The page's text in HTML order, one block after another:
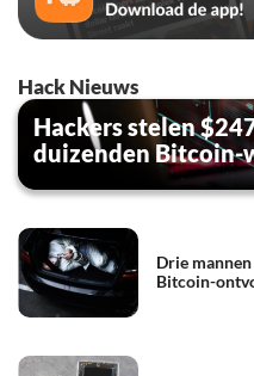
Hack Nieuws
Hackers stelen
duizenden Bitcoin-
Drie
Bitcoin-